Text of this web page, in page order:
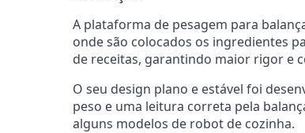
A plataforma de pesagem para
onde são colocados os ingredientes
de receitas, garantindo maior rigor e
O seu design plano e estável foi
peso e uma leitura correta pela
alguns modelos de robot de cozinha.